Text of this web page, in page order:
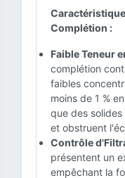
Complétion :
Faible Teneur
complétion
faibles
moins de 1 %
que des
et obstruent
Contrôle
présentent un
empêchant la